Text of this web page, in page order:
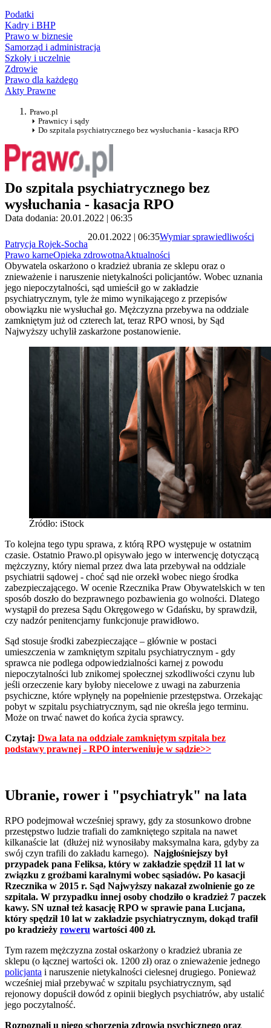
Podatki
Kadry i BHP
Prawo w biznesie
Samorząd i administracja
Szkoły i uczelnie
Zdrowie
Prawo dla każdego
Akty Prawne
Prawo.pl
Prawnicy i sądy
Do szpitala psychiatrycznego bez wysłuchania - kasacja RPO
Do szpitala psychiatrycznego bez
wysłuchania - kasacja RPO
Data dodania: 20.01.2022 | 06:35
Patrycja Rojek-Socha
20.01.2022 | 06:35Wymiar sprawiedliwości
Prawo karneOpieka zdrowotnaAktualności
Obywatela oskarżono o kradzież ubrania ze sklepu oraz o
znieważenie i naruszenie nietykalności policjantów. Wobec uznania
jego niepoczytalności, sąd umieścił go w zakładzie
psychiatrycznym, tyle że mimo wynikającego z przepisów
obowiązku nie wysłuchał go. Mężczyzna przebywa na oddziale
zamkniętym już od czterech lat, teraz RPO wnosi, by Sąd
Najwyższy uchylił zaskarżone postanowienie.
Źródło: iStock
To kolejna tego typu sprawa, z którą RPO występuje w ostatnim
czasie. Ostatnio Prawo.pl opisywało jego w interwencję dotyczącą
mężczyzny, który niemal przez dwa lata przebywał na oddziale
psychiatrii sądowej - choć sąd nie orzekł wobec niego środka
zabezpieczającego. W ocenie Rzecznika Praw Obywatelskich w ten
sposób doszło do bezprawnego pozbawienia go wolności. Dlatego
wystąpił do prezesa Sądu Okręgowego w Gdańsku, by sprawdził,
czy nadzór penitencjarny funkcjonuje prawidłowo.
Sąd stosuje środki zabezpieczające – głównie w postaci
umieszczenia w zamkniętym szpitalu psychiatrycznym - gdy
sprawca nie podlega odpowiedzialności karnej z powodu
niepoczytalności lub znikomej społecznej szkodliwości czynu lub
jeśli orzeczenie kary byłoby niecelowe z uwagi na zaburzenia
psychiczne, które wpłynęły na popełnienie przestępstwa. Orzekając
pobyt w szpitalu psychiatrycznym, sąd nie określa jego terminu.
Może on trwać nawet do końca życia sprawcy.
Czytaj: Dwa lata na oddziale zamkniętym szpitala bez
podstawy prawnej - RPO interweniuje w sądzie>>
Ubranie, rower i "psychiatryk" na lata
RPO podejmował wcześniej sprawy, gdy za stosunkowo drobne
przestępstwo ludzie trafiali do zamkniętego szpitala na nawet
kilkanaście lat (dłużej niż wynosiłaby maksymalna kara, gdyby za
swój czyn trafili do zakładu karnego). Najgłośniejszy był
przypadek pana Feliksa, który w zakładzie spędził 11 lat w
związku z groźbami karalnymi wobec sąsiadów. Po kasacji
Rzecznika w 2015 r. Sąd Najwyższy nakazał zwolnienie go ze
szpitala. W przypadku innej osoby chodziło o kradzież 7 paczek
kawy. SN uznał też kasację RPO w sprawie pana Lucjana,
który spędził 10 lat w zakładzie psychiatrycznym, dokąd trafił
po kradzieży roweru wartości 400 zł.
Tym razem mężczyzna został oskarżony o kradzież ubrania ze
sklepu (o łącznej wartości ok. 1200 zł) oraz o znieważenie jednego
policjanta i naruszenie nietykalności cielesnej drugiego. Ponieważ
wcześniej miał przebywać w szpitalu psychiatrycznym, sąd
rejonowy dopuścił dowód z opinii biegłych psychiatrów, aby ustalić
jego poczytalność.
Rozpoznali u niego schorzenia zdrowia psychicznego oraz